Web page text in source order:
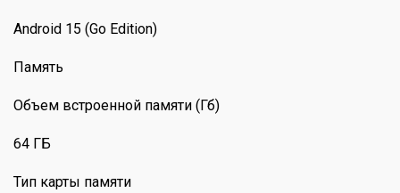
Android 15 (Go Edition)
Память
Объем встроенной памяти (Гб)
64 ГБ
Тип карты памяти